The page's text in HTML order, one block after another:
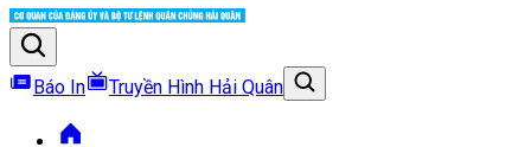
Báo In Truyền Hình Hải Quân